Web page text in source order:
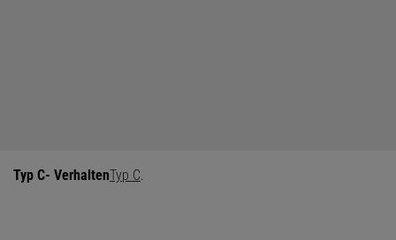
Typ C- VerhaltenTyp C.